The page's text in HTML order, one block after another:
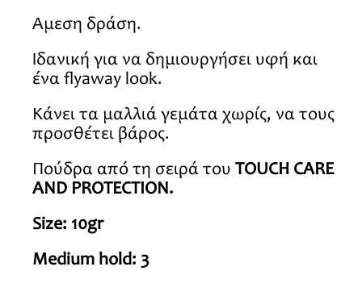
Άμεση δράση.
Ιδανική για να δημιουργήσει υφή και
ένα flyaway look.
Κάνει τα μαλλιά γεμάτα χωρίς, να τους
προσθέτει βάρος.
Πούδρα από τη σειρά του TOUCH CARE
AND PROTECTION.
Size: 10gr
Medium hold: 3